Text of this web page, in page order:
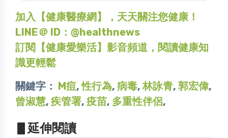
加入【健康醫療網】，天天關注您健康！
LINE＠ ID：@healthnews
訂閱【健康愛樂活】影音頻道，閱讀健康知
識更輕鬆
關鍵字： M痘,性行為, 病毒,林詠青, 郭宏偉,
曾淑慧, 疾管署, 疫苗, 多重性伴侶,
▋延伸閱讀